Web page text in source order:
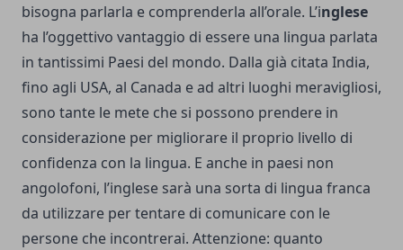
bisogna parlarla e comprenderla all’orale. L’inglese
ha l’oggettivo vantaggio di essere una lingua parlata
in tantissimi Paesi del mondo. Dalla già citata India,
fino agli USA, al Canada e ad altri luoghi meravigliosi,
sono tante le mete che si possono prendere in
considerazione per migliorare il proprio livello di
confidenza con la lingua. E anche in paesi non
angolofoni, l’inglese sarà una sorta di lingua franca
da utilizzare per tentare di comunicare con le
persone che incontrerai. Attenzione: quanto